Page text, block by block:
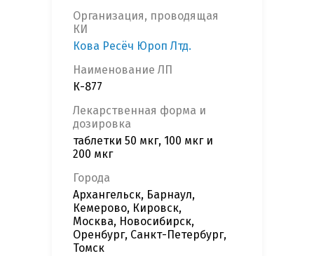
Организация, проводящая
КИ
Кова Ресёч Юроп Лтд.
Наименование ЛП
К-877
Лекарственная форма и
дозировка
таблетки 50 мкг, 100 мкг и
200 мкг
Города
Архангельск, Барнаул,
Кемерово, Кировск,
Москва, Новосибирск,
Оренбург, Санкт-Петербург,
Томск